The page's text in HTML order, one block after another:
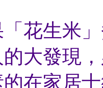
花生米
大發現
的在家居